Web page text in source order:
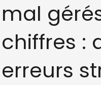
mal
chiffres :
erreurs